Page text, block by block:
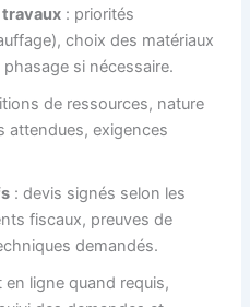
travaux : priorités
choix des matériaux
si nécessaire.
de ressources, nature
attendues, exigences
: devis signés selon les
fiscaux, preuves de
demandés.
en ligne quand requis,